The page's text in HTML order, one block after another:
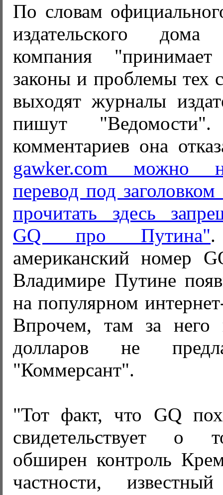
По словам
издательского
компания
законы и проблемы тех
выходят журналы
пишут
комментариев она
gawker.com можно
перевод под
прочитать здесь
GQ про Путина"
американский номер
Владимире Путине
на популярном
Впрочем, там за него
долларов не
"Коммерсант".
"Тот факт, что GQ
свидетельствует о
обширен контроль
частности,